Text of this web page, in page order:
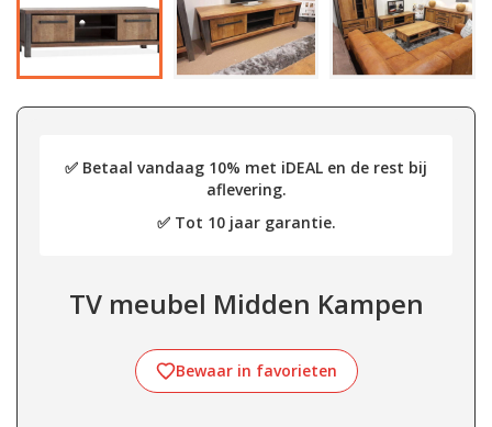
✅ Betaal vandaag 10% met iDEAL en de rest bij
aflevering.
✅ Tot 10 jaar garantie.
TV meubel Midden Kampen
Bewaar in favorieten